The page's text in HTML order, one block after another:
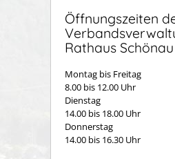
Öffnungszeiten
Rathaus Schönau
Montag bis Freitag
8.00 bis 12.00 Uhr
Dienstag
14.00 bis 18.00 Uhr
Donnerstag
14.00 bis 16.30 Uhr